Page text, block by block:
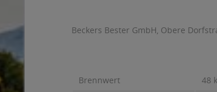
Beckers Bester GmbH, Obere
Brennwert
48